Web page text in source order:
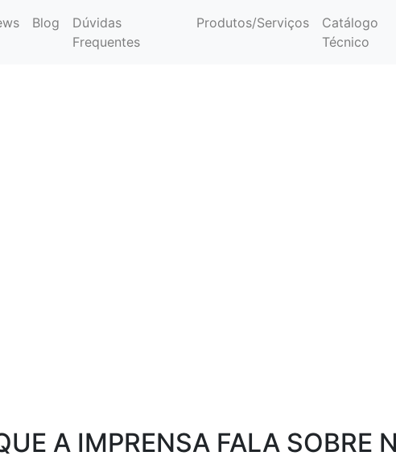
Blog
Dúvidas
Frequentes
Produtos/Serviços
Catálogo
Técnico
A IMPRENSA FALA SOBRE